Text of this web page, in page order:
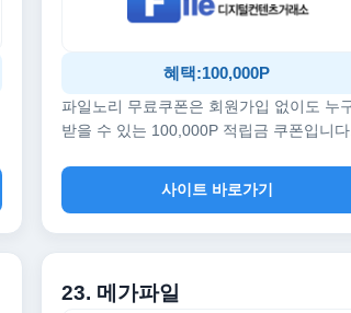
혜택:100,000P
파일노리 무료쿠폰은 회원가입 없이도 누
받을 수 있는 100,000P 적립금 쿠폰입니다.
사이트 바로가기
23. 메가파일